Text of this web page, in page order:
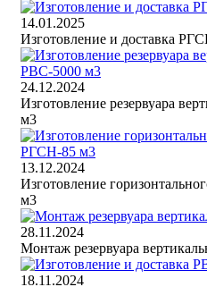
14.01.2025
Изготовление и доставка
24.12.2024
Изготовление резервуара
м3
13.12.2024
Изготовление
м3
28.11.2024
Монтаж резервуара
18.11.2024